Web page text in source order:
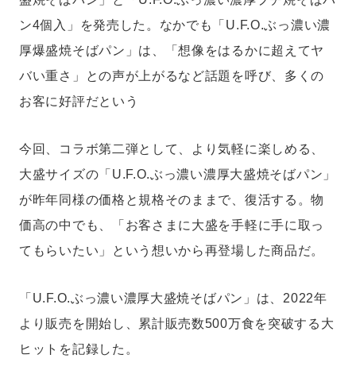
ン4個入」を発売した。なかでも「U.F.O.ぶっ濃い濃
厚爆盛焼そばパン」は、「想像をはるかに超えてヤ
バい重さ」との声が上がるなど話題を呼び、多くの
お客に好評だという
今回、コラボ第二弾として、より気軽に楽しめる、
大盛サイズの「U.F.O.ぶっ濃い濃厚大盛焼そばパン」
が昨年同様の価格と規格そのままで、復活する。物
価高の中でも、「お客さまに大盛を手軽に手に取っ
てもらいたい」という想いから再登場した商品だ。
「U.F.O.ぶっ濃い濃厚大盛焼そばパン」は、2022年
より販売を開始し、累計販売数500万食を突破する大
ヒットを記録した。